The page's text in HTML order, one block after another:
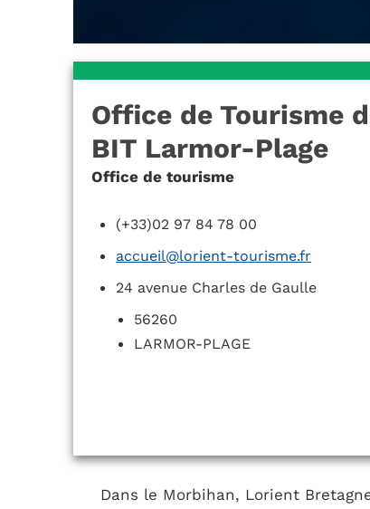
Office de Tourisme
BIT Larmor-Plage
Office de tourisme
(+33)02 97 84 78 00
accueil@lorient-tourisme.fr
24 avenue Charles de Gaulle
56260
LARMOR-PLAGE
Dans le Morbihan, Lorient